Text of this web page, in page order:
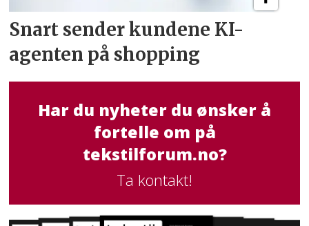
Snart sender kundene KI-
agenten på shopping
Har du nyheter du ønsker å
fortelle om på
tekstilforum.no?
Ta kontakt!